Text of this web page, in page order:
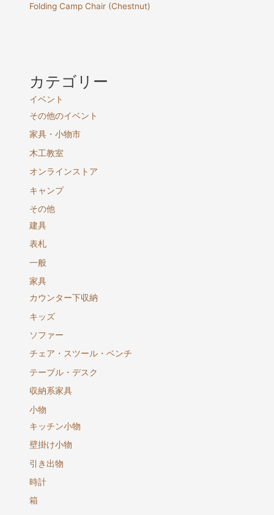
Folding Camp Chair (Chestnut)
カテゴリー
イベント
その他のイベント
家具・小物市
木工教室
オンラインストア
キャンプ
その他
建具
表札
一般
家具
カウンター下収納
キッズ
ソファー
チェア・スツール・ベンチ
テーブル・デスク
収納系家具
小物
キッチン小物
壁掛け小物
引き出物
時計
箱